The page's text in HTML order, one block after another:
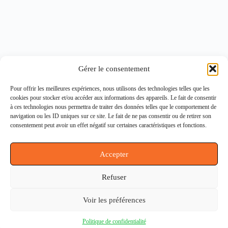
Gérer le consentement
Pour offrir les meilleures expériences, nous utilisons des technologies telles que les
cookies pour stocker et/ou accéder aux informations des appareils. Le fait de consentir
à ces technologies nous permettra de traiter des données telles que le comportement de
navigation ou les ID uniques sur ce site. Le fait de ne pas consentir ou de retirer son
consentement peut avoir un effet négatif sur certaines caractéristiques et fonctions.
Accepter
Refuser
Voir les préférences
Politique de confidentialité
Notre histoire
Conditions générales de ventes (CGV)
Politique de confidentialité (RGPD)
Politique de cookies
Mentions légales
Informations
164 rue du Faubourg Saint Martin, 75010 Paris
Copyright © DynamTech Machines 2026 - Tous droits